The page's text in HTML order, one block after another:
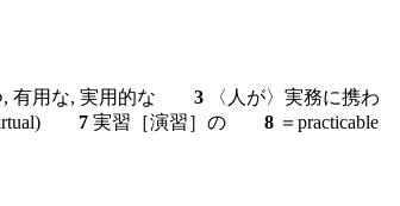
, 有用な, 実用的な 3 〈人が〉実務に携わ
7 実習［演習］の 8 ＝practicable